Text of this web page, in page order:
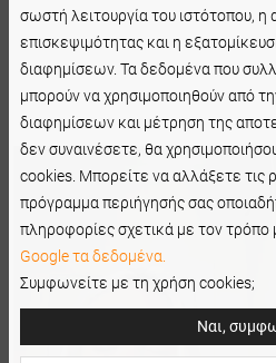
σωστή λειτουργία του ιστότοπου, η
επισκεψιμότητας και η
διαφημίσεων. Τα δεδομένα που
μπορούν να χρησιμοποιηθούν από
διαφημίσεων και μέτρηση της
δεν συναινέσετε, θα
cookies. Μπορείτε να αλλάξετε τις
πρόγραμμα περιήγησής σας
πληροφορίες σχετικά με τον τρόπο
Google τα δεδομένα.
Συμφωνείτε με τη χρήση cookies;
Ναι,